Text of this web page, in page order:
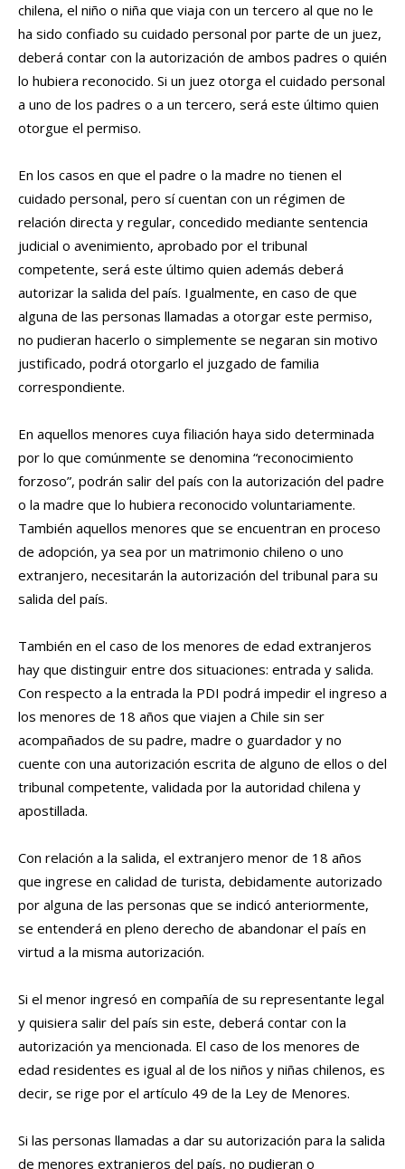
chilena, el niño o niña que viaja con un tercero al que no le
ha sido confiado su cuidado personal por parte de un juez,
deberá contar con la autorización de ambos padres o quién
lo hubiera reconocido. Si un juez otorga el cuidado personal
a uno de los padres o a un tercero, será este último quien
otorgue el permiso.
En los casos en que el padre o la madre no tienen el
cuidado personal, pero sí cuentan con un régimen de
relación directa y regular, concedido mediante sentencia
judicial o avenimiento, aprobado por el tribunal
competente, será este último quien además deberá
autorizar la salida del país. Igualmente, en caso de que
alguna de las personas llamadas a otorgar este permiso,
no pudieran hacerlo o simplemente se negaran sin motivo
justificado, podrá otorgarlo el juzgado de familia
correspondiente.
En aquellos menores cuya filiación haya sido determinada
por lo que comúnmente se denomina “reconocimiento
forzoso”, podrán salir del país con la autorización del padre
o la madre que lo hubiera reconocido voluntariamente.
También aquellos menores que se encuentran en proceso
de adopción, ya sea por un matrimonio chileno o uno
extranjero, necesitarán la autorización del tribunal para su
salida del país.
También en el caso de los menores de edad extranjeros
hay que distinguir entre dos situaciones: entrada y salida.
Con respecto a la entrada la PDI podrá impedir el ingreso a
los menores de 18 años que viajen a Chile sin ser
acompañados de su padre, madre o guardador y no
cuente con una autorización escrita de alguno de ellos o del
tribunal competente, validada por la autoridad chilena y
apostillada.
Con relación a la salida, el extranjero menor de 18 años
que ingrese en calidad de turista, debidamente autorizado
por alguna de las personas que se indicó anteriormente,
se entenderá en pleno derecho de abandonar el país en
virtud a la misma autorización.
Si el menor ingresó en compañía de su representante legal
y quisiera salir del país sin este, deberá contar con la
autorización ya mencionada. El caso de los menores de
edad residentes es igual al de los niños y niñas chilenos, es
decir, se rige por el artículo 49 de la Ley de Menores.
Si las personas llamadas a dar su autorización para la salida
de menores extranjeros del país, no pudieran o